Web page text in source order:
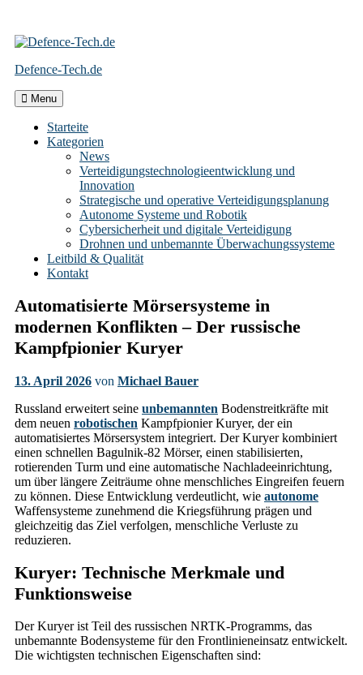
Skip
content
Defence-Tech.de
Menu
Starteite
Kategorien
News
Verteidigungstechnologieentwicklung und
Innovation
Strategische und operative Verteidigungsplanung
Autonome Systeme und Robotik
Cybersicherheit und digitale Verteidigung
Drohnen und unbemannte Überwachungssysteme
Leitbild & Qualität
Kontakt
Automatisierte Mörsersysteme in
modernen Konflikten – Der russische
Kampfpionier Kuryer
13. April 2026 von Michael Bauer
Russland erweitert seine unbemannten Bodenstreitkräfte mit
dem neuen robotischen Kampfpionier Kuryer, der ein
automatisiertes Mörsersystem integriert. Der Kuryer kombiniert
einen schnellen Bagulnik-82 Mörser, einen stabilisierten,
rotierenden Turm und eine automatische Nachladeeinrichtung,
um über längere Zeiträume ohne menschliches Eingreifen feuern
zu können. Diese Entwicklung verdeutlicht, wie autonome
Waffensysteme zunehmend die Kriegsführung prägen und
gleichzeitig das Ziel verfolgen, menschliche Verluste zu
reduzieren.
Kuryer: Technische Merkmale und
Funktionsweise
Der Kuryer ist Teil des russischen NRTK-Programms, das
unbemannte Bodensysteme für den Frontlinieneinsatz entwickelt.
Die wichtigsten technischen Eigenschaften sind: